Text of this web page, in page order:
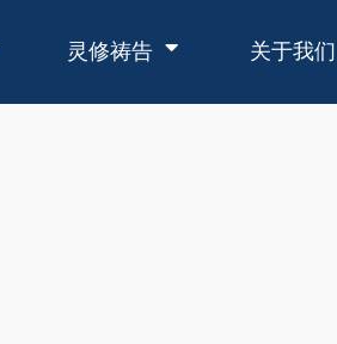
灵修祷告 关于我们